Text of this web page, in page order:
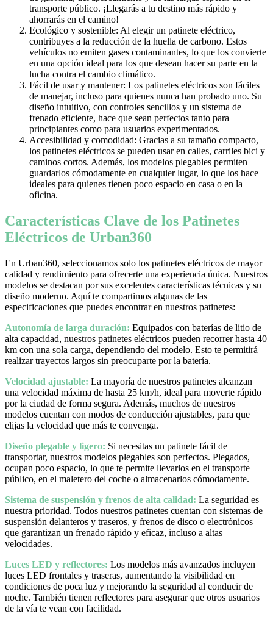
transporte público. ¡Llegarás a tu destino más rápido y
ahorrarás en el camino!
Ecológico y sostenible: Al elegir un patinete eléctrico,
contribuyes a la reducción de la huella de carbono. Estos
vehículos no emiten gases contaminantes, lo que los convierte
en una opción ideal para los que desean hacer su parte en la
lucha contra el cambio climático.
Fácil de usar y mantener: Los patinetes eléctricos son fáciles
de manejar, incluso para quienes nunca han probado uno. Su
diseño intuitivo, con controles sencillos y un sistema de
frenado eficiente, hace que sean perfectos tanto para
principiantes como para usuarios experimentados.
Accesibilidad y comodidad: Gracias a su tamaño compacto,
los patinetes eléctricos se pueden usar en calles, carriles bici y
caminos cortos. Además, los modelos plegables permiten
guardarlos cómodamente en cualquier lugar, lo que los hace
ideales para quienes tienen poco espacio en casa o en la
oficina.
Características Clave de los Patinetes
Eléctricos de Urban360
En Urban360, seleccionamos solo los patinetes eléctricos de mayor
calidad y rendimiento para ofrecerte una experiencia única. Nuestros
modelos se destacan por sus excelentes características técnicas y su
diseño moderno. Aquí te compartimos algunas de las
especificaciones que puedes encontrar en nuestros patinetes:
Autonomía de larga duración: Equipados con baterías de litio de
alta capacidad, nuestros patinetes eléctricos pueden recorrer hasta 40
km con una sola carga, dependiendo del modelo. Esto te permitirá
realizar trayectos largos sin preocuparte por la batería.
Velocidad ajustable: La mayoría de nuestros patinetes alcanzan
una velocidad máxima de hasta 25 km/h, ideal para moverte rápido
por la ciudad de forma segura. Además, muchos de nuestros
modelos cuentan con modos de conducción ajustables, para que
elijas la velocidad que más te convenga.
Diseño plegable y ligero: Si necesitas un patinete fácil de
transportar, nuestros modelos plegables son perfectos. Plegados,
ocupan poco espacio, lo que te permite llevarlos en el transporte
público, en el maletero del coche o almacenarlos cómodamente.
Sistema de suspensión y frenos de alta calidad: La seguridad es
nuestra prioridad. Todos nuestros patinetes cuentan con sistemas de
suspensión delanteros y traseros, y frenos de disco o electrónicos
que garantizan un frenado rápido y eficaz, incluso a altas
velocidades.
Luces LED y reflectores: Los modelos más avanzados incluyen
luces LED frontales y traseras, aumentando la visibilidad en
condiciones de poca luz y mejorando la seguridad al conducir de
noche. También tienen reflectores para asegurar que otros usuarios
de la vía te vean con facilidad.